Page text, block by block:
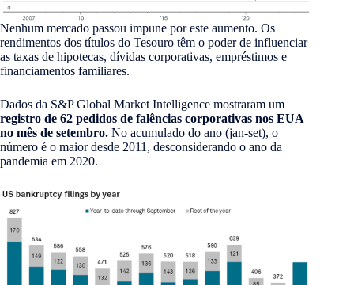
Nenhum mercado passou impune por este aumento. Os
rendimentos dos títulos do Tesouro têm o poder de influenciar
as taxas de hipotecas, dívidas corporativas, empréstimos e
financiamentos familiares.
Dados da S&P Global Market Intelligence mostraram um
registro de 62 pedidos de falências corporativas nos EUA
no mês de setembro. No acumulado do ano (jan-set), o
número é o maior desde 2011, desconsiderando o ano da
pandemia em 2020.